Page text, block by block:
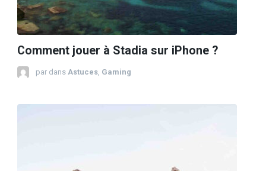
Comment jouer à Stadia sur iPhone ?
par dans Astuces Gaming